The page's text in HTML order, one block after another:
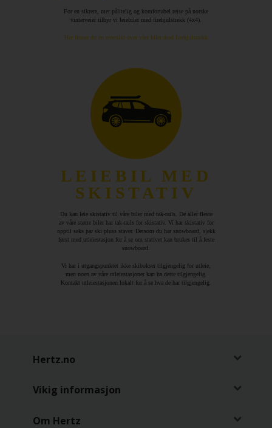
For en sikrere, mer pålitelig og komfortabel reise på norske
vinterveier tilbyr vi leiebiler med firehjulstrekk (4x4).
Her finner du en oversikt over våre biler med firehjulstrekk
LEIEBIL MED
SKISTATIV
Du kan leie skistativ til våre biler med tak-rails. De aller fleste
av våre større biler har tak-rails for skistativ. Vi har skistativ for
opptil seks par ski pluss staver. Dersom du har snowboard, sjekk
først med utleiestasjon for å se om stativet kan brukes til å feste
snowboard.
Vi har i utgangspunktet ikke skibokser tilgjengelig for utleie,
men noen av våre utleiestasjoner kan ha dette tilgjengelig.
Kontakt utleiestasjonen lokalt for å se hva de har tilgjengelig.
Hertz.no
Vikig informasjon
Om Hertz